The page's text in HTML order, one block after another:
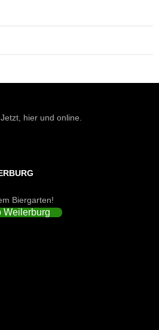
hier und online.
Biergarten!
Weilerburg